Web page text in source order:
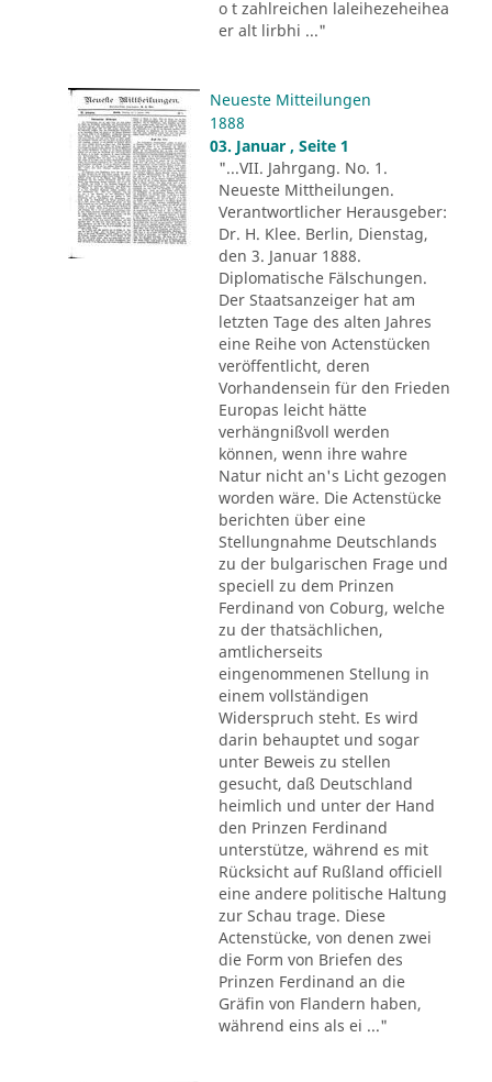
o t zahlreichen laleihezeheihea
er alt lirbhi ..."
Neueste Mitteilungen
1888
03. Januar , Seite 1
"...VII. Jahrgang. No. 1.
Neueste Mittheilungen.
Verantwortlicher Herausgeber:
Dr. H. Klee. Berlin, Dienstag,
den 3. Januar 1888.
Diplomatische Fälschungen.
Der Staatsanzeiger hat am
letzten Tage des alten Jahres
eine Reihe von Actenstücken
veröffentlicht, deren
Vorhandensein für den Frieden
Europas leicht hätte
verhängnißvoll werden
können, wenn ihre wahre
Natur nicht an's Licht gezogen
worden wäre. Die Actenstücke
berichten über eine
Stellungnahme Deutschlands
zu der bulgarischen Frage und
speciell zu dem Prinzen
Ferdinand von Coburg, welche
zu der thatsächlichen,
amtlicherseits
eingenommenen Stellung in
einem vollständigen
Widerspruch steht. Es wird
darin behauptet und sogar
unter Beweis zu stellen
gesucht, daß Deutschland
heimlich und unter der Hand
den Prinzen Ferdinand
unterstütze, während es mit
Rücksicht auf Rußland officiell
eine andere politische Haltung
zur Schau trage. Diese
Actenstücke, von denen zwei
die Form von Briefen des
Prinzen Ferdinand an die
Gräfin von Flandern haben,
während eins als ei ..."